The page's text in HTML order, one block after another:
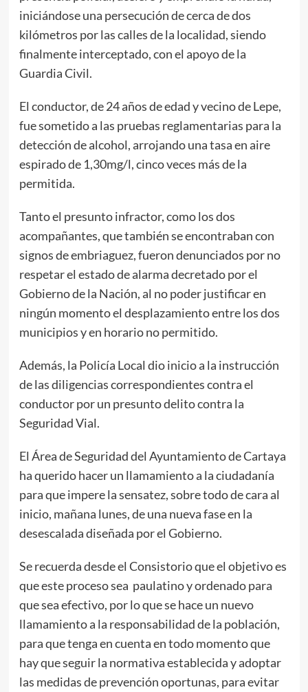
iniciándose una persecución de cerca de dos
kilómetros por las calles de la localidad, siendo
finalmente interceptado, con el apoyo de la
Guardia Civil.
El conductor, de 24 años de edad y vecino de Lepe,
fue sometido a las pruebas reglamentarias para la
detección de alcohol, arrojando una tasa en aire
espirado de 1,30mg/l, cinco veces más de la
permitida.
Tanto el presunto infractor, como los dos
acompañantes, que también se encontraban con
signos de embriaguez, fueron denunciados por no
respetar el estado de alarma decretado por el
Gobierno de la Nación, al no poder justificar en
ningún momento el desplazamiento entre los dos
municipios y en horario no permitido.
Además, la Policía Local dio inicio a la instrucción
de las diligencias correspondientes contra el
conductor por un presunto delito contra la
Seguridad Vial.
El Área de Seguridad del Ayuntamiento de Cartaya
ha querido hacer un llamamiento a la ciudadanía
para que impere la sensatez, sobre todo de cara al
inicio, mañana lunes, de una nueva fase en la
desescalada diseñada por el Gobierno.
Se recuerda desde el Consistorio que el objetivo es
que este proceso sea paulatino y ordenado para
que sea efectivo, por lo que se hace un nuevo
llamamiento a la responsabilidad de la población,
para que tenga en cuenta en todo momento que
hay que seguir la normativa establecida y adoptar
las medidas de prevención oportunas, para evitar